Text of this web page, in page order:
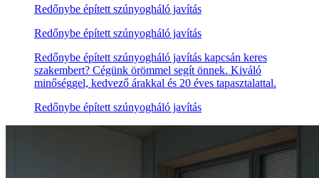
Redőnybe épített szúnyogháló javítás
Redőnybe épített szúnyogháló javítás
Redőnybe épített szúnyogháló javítás kapcsán keres
szakembert? Cégünk örömmel segít önnek. Kiváló
minőséggel, kedvező árakkal és 20 éves tapasztalattal.
Redőnybe épített szúnyogháló javítás